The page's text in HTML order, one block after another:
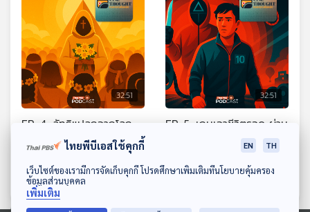
ดาวน์โหลด Thai PBS Podcast Application
32:51
EP. 4: ลัทธิแปลกจากโลก
จริง อิงมิติภาพยนตร์
Cine Thought ถอดความคิด
หนัง
32:51
EP. 5: เกมเอาชีวิตรอด ผ่าน
หนัง
ไทยพีบีเอสใช้คุกกี้ EN TH
เว็บไซต์ของเรามีการจัดเก็บคุกกี้ โปรดศึกษาเพิ่มเติมที่นโยบายคุ้มครอง
ข้อมูลส่วนบุคคล
เพิ่มเติม